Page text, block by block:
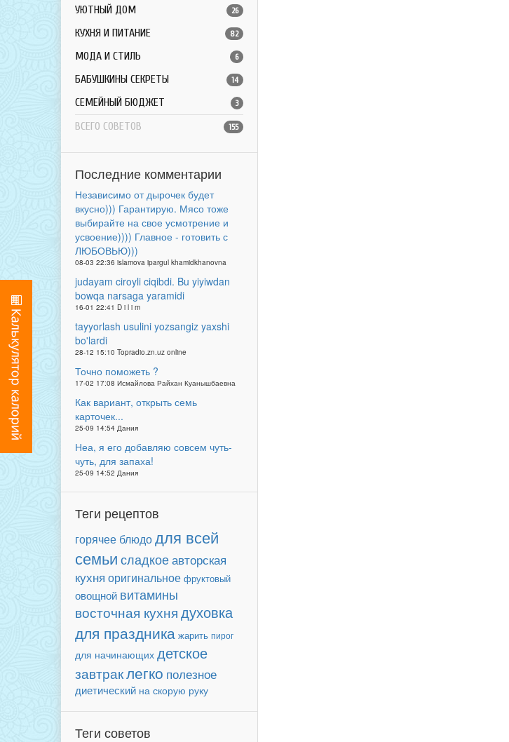
УЮТНЫЙ ДОМ 26
КУХНЯ И ПИТАНИЕ 82
МОДА И СТИЛЬ 6
БАБУШКИНЫ СЕКРЕТЫ 14
СЕМЕЙНЫЙ БЮДЖЕТ 3
ВСЕГО СОВЕТОВ 155
Последние комментарии
Независимо от дырочек будет
вкусно))) Гарантирую. Мясо тоже
выбирайте на свое усмотрение и
усвоение)))) Главное - готовить с
ЛЮБОВЬЮ)))
08-03 22:36 islamova ipargul khamidkhanovna
judayam ciroyli ciqibdi. Bu yiyiwdan
bowqa narsaga yaramidi
16-01 22:41 D i l i m
tayyorlash usulini yozsangiz yaxshi
bo'lardi
28-12 15:10 Topradio.zn.uz online
Точно поможеть ?
17-02 17:08 Исмайлова Райхан Куанышбаевна
Как вариант, открыть семь
карточек...
25-09 14:54 Дания
Неа, я его добавляю совсем чуть-
чуть, для запаха!
25-09 14:52 Дания
Теги рецептов
горячее блюдодля всей
семьисладкоеавторская
кухня оригинальное фруктовый
овощной витамины
восточная кухнядуховка
для праздника жарить пирог
для начинающих детское
завтраклегко полезное
диетический на скорую руку
Теги советов